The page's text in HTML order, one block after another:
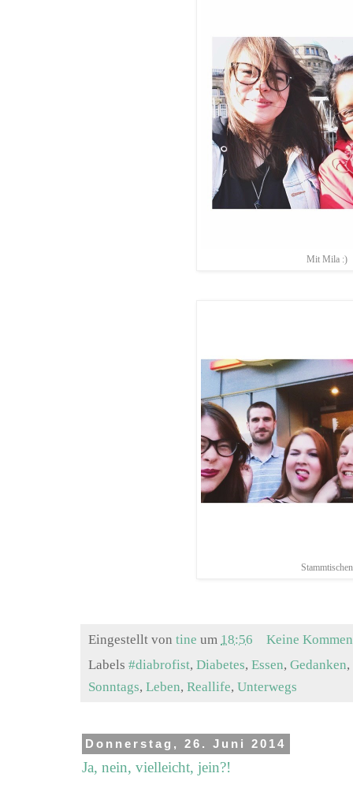
Mit Mila :)
Stammtischen
Eingestellt von tine um 18:56
Keine
Labels #diabrofist, Diabetes, Essen, Gedanken,
Sonntags, Leben, Reallife, Unterwegs
Donnerstag, 26. Juni 2014
Ja, nein, vielleicht, jein?!